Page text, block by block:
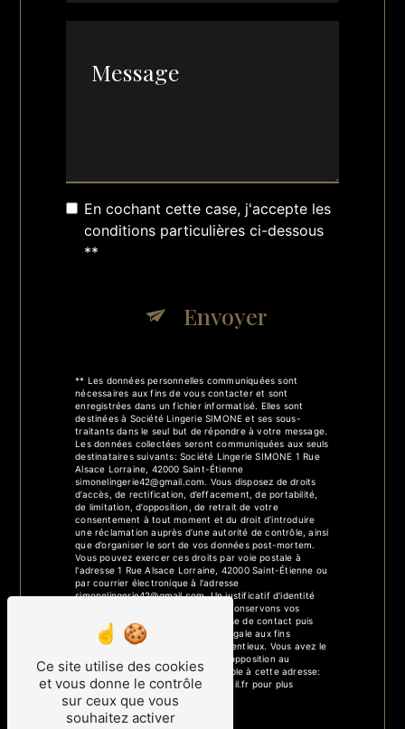
En cochant cette case, j'accepte les
conditions particulières ci-dessous
**
Envoyer
** Les données personnelles communiquées sont
nécessaires aux fins de vous contacter et sont
enregistrées dans un fichier informatisé. Elles sont
destinées à Société Lingerie SIMONE et ses sous-
traitants dans le seul but de répondre à votre message.
Les données collectées seront communiquées aux seuls
destinataires suivants: Société Lingerie SIMONE 1 Rue
Alsace Lorraine, 42000 Saint-Étienne
simonelingerie42@gmail.com. Vous disposez de droits
d’accès, de rectification, d’effacement, de portabilité,
de limitation, d’opposition, de retrait de votre
consentement à tout moment et du droit d’introduire
une réclamation auprès d’une autorité de contrôle, ainsi
que d’organiser le sort de vos données post-mortem.
Vous pouvez exercer ces droits par voie postale à
l'adresse 1 Rue Alsace Lorraine, 42000 Saint-Étienne ou
par courrier électronique à l'adresse
simonelingerie42@gmail.com. Un justificatif d'identité
pourra vous être demandé. Nous conservons vos
données pendant la période de prise de contact puis
pendant la durée de prescription légale aux fins
probatoires et de gestion des contentieux. Vous avez le
droit de vous inscrire sur la liste d'opposition au
démarchage téléphonique, disponible à cette adresse:
Bloctel.gouv.fr. Consultez le site cnil.fr pour plus
d’informations sur vos droits.
Ce site utilise des cookies
et vous donne le contrôle
sur ceux que vous
souhaitez activer